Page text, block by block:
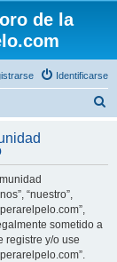
de la
Identificarse
c
“nuestro”,
sometido a
registre y/o use